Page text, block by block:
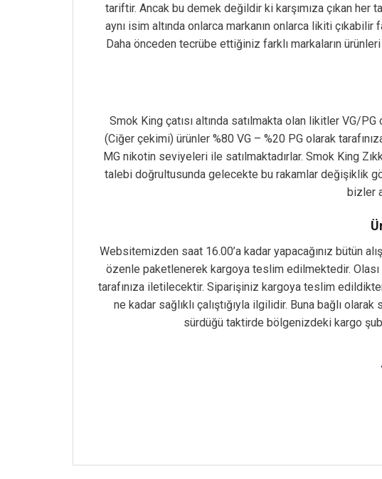
tariftir. Ancak bu demek değildir ki karşımıza çıkan her
aynı isim altında onlarca markanın onlarca likiti
Daha önceden tecrübe ettiğiniz farklı markaların
Smok King çatısı altında satılmakta olan likitler VG/
(Ciğer çekimi) ürünler %80 VG – %20 PG olarak
MG nikotin seviyeleri ile satılmaktadırlar. Smok King
talebi doğrultusunda gelecekte bu rakamlar değişiklik
bizler
Websitemizden saat 16.00’a kadar yapacağınız bütün
özenle paketlenerek kargoya teslim edilmektedir.
tarafınıza iletilecektir. Siparişiniz kargoya teslim
ne kadar sağlıklı çalıştığıyla ilgilidir. Buna bağlı
sürdüğü taktirde bölgenizdeki kargo